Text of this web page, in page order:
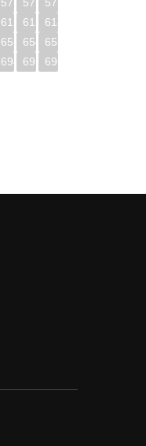
612 613
614
653 654
655
694 695
696